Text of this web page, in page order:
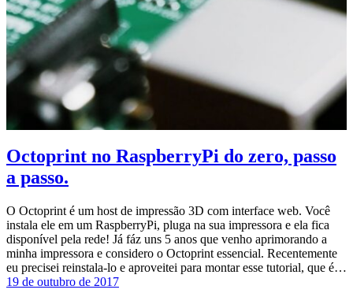
Octoprint no RaspberryPi do zero, passo
a passo.
O Octoprint é um host de impressão 3D com interface web. Você
instala ele em um RaspberryPi, pluga na sua impressora e ela fica
disponível pela rede! Já fáz uns 5 anos que venho aprimorando a
minha impressora e considero o Octoprint essencial. Recentemente
eu precisei reinstala-lo e aproveitei para montar esse tutorial, que é…
19 de outubro de 2017